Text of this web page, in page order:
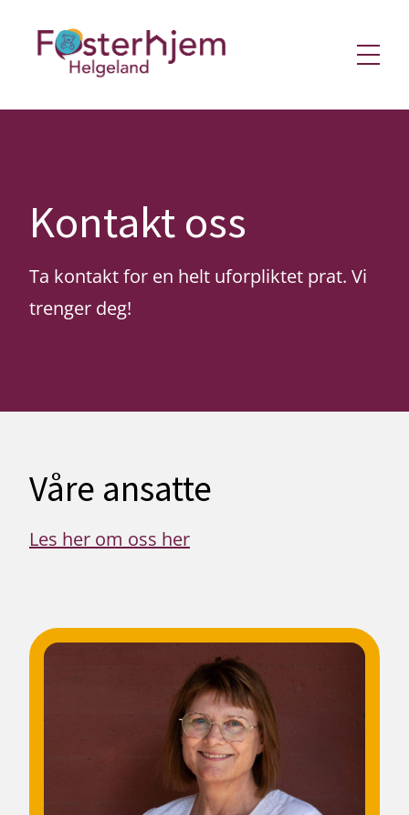
hovedinnhold
Meny
Kontakt oss
Ta kontakt for en helt uforpliktet prat. Vi
trenger deg!
Våre ansatte
Les her om oss her